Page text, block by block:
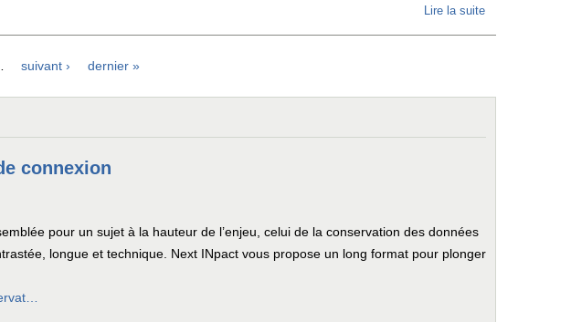
Lire la suite
ouverte -
d’installer
quel
appareil
suivant › dernier »
connexion
pour un sujet à la hauteur de l’enjeu, celui de la conservation des données
longue et technique. Next INpact vous propose un long format pour plonger